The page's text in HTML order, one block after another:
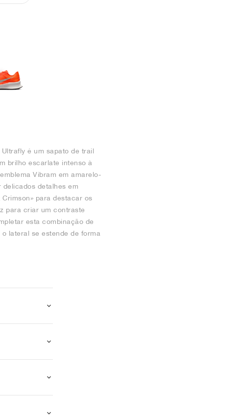
é um sapato de trail
brilho escarlate intenso à
Vibram em amarelo-
detalhes em
para destacar os
para criar um contraste
esta combinação de
lateral se estende de forma